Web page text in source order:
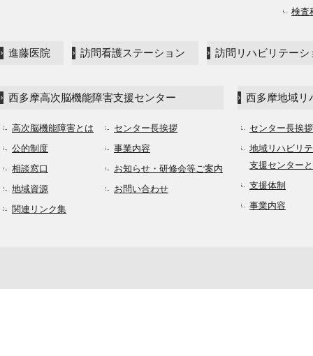
検査
進藤医院 訪問看護ステーション 訪問リハビリテーシ
西多摩高次脳機能障害支援センター
高次脳機能障害とは
公的制度
相談窓口
地域資源
関連リンク集
センター長挨拶
事業内容
お知らせ・研修会等ご案内
お問い合わせ
西多摩地域リ
センター長挨拶
地域リハビリ
支援センター
支援体制
事業内容